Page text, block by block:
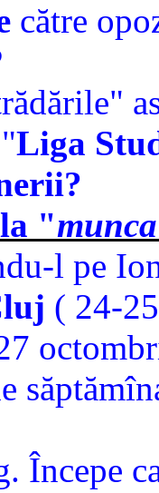
către
Liga
"
l pe
( 24-
Începe